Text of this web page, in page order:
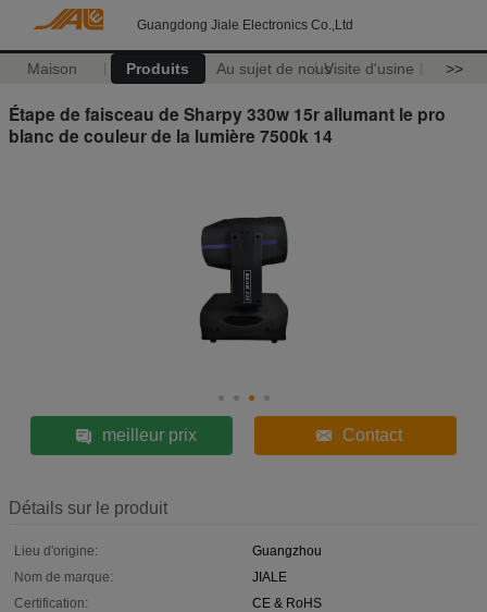
Guangdong Jiale Electronics Co.,Ltd
Maison Produits Au sujet de nousVisite d'usine >>
Étape de faisceau de Sharpy 330w 15r allumant le pro
blanc de couleur de la lumière 7500k 14
meilleur prix Contact
Détails sur le produit
Lieu d'origine:
Guangzhou
Nom de marque:
JIALE
Certification:
CE & RoHS